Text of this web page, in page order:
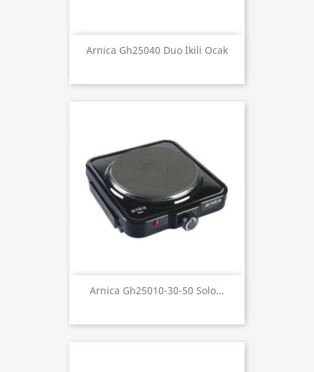
Arnica Gh25040 Duo İkili Ocak
Arnica Gh25010-30-50 Solo...